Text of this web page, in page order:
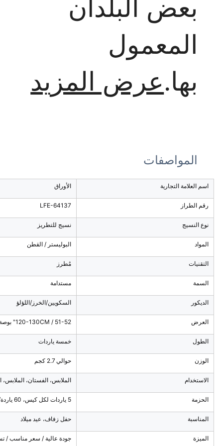
بعض البلدان
المعمول
بها.عرض المزيد
المواصفات
اسم العلامة التجارية الأوراق
رقم الطراز LFE-64137
نوع النسيج نسيج للتطريز
المواد البوليستر / القطن
التقنيات مُطرز
السمة مستدامة
الديكور السكويين/الخرز/اللؤلؤ
العرض 120-130CM / 51-52" بوصة / 1.2-1.3 ياردات
الطول خمسة ياردات
الوزن حوالي 2.7 كجم
الاستخدام الملابس، الفستان، الملابس،
الحزمة 5 ياردات لكل كيس، 60 ياردة/طن
المناسبة حفل زفاف، عيد ميلاد
الميزة جودة عالية / سعر مناسب /